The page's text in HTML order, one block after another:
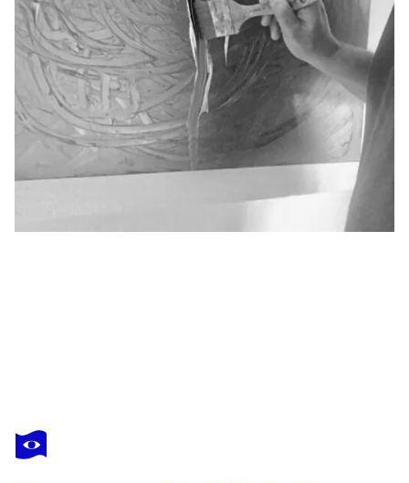
YIANNIS
KAMINIS